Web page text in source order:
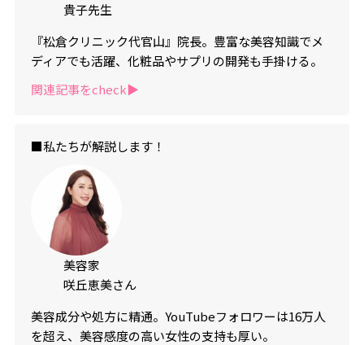
貴子先生
『松倉クリニック代官山』院長。豊富な美容知識でメ
ディアでも活躍、化粧品やサプリの開発も手掛ける。
関連記事をcheck▶︎
■私たちが解説します！
美容家
咲丘恵美さん
美容成分や処方に精通。YouTubeフォロワーは16万人
を超え、美容感度の高い女性の支持も厚い。